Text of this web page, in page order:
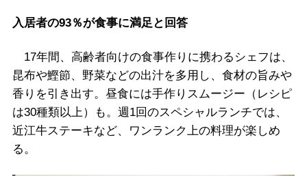
入居者の93％が食事に満足と回答
17年間、高齢者向けの食事作りに携わるシェフは、
昆布や鰹節、野菜などの出汁を多用し、食材の旨みや
香りを引き出す。昼食には手作りスムージー（レシピ
は30種類以上）も。週1回のスペシャルランチでは、
近江牛ステーキなど、ワンランク上の料理が楽しめ
る。